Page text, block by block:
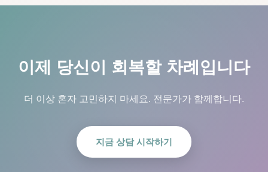
이제 당신이 회복할 차례입니다
더 이상 혼자 고민하지 마세요. 전문가가 함께합니다.
지금 상담 시작하기